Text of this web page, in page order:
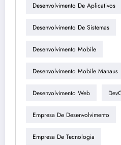
Desenvolvimento De Aplicativos
Desenvolvimento De Sistemas
Desenvolvimento Mobile
Desenvolvimento Mobile Manaus
Desenvolvimento Web
Empresa De Desenvolvimento
Empresa De Tecnologia